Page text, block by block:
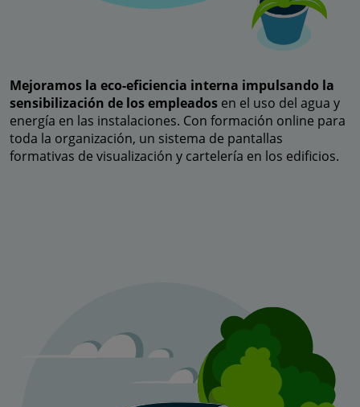
Mejoramos la eco-eficiencia interna impulsando la
sensibilización de los empleados en el uso del agua y
energía en las instalaciones. Con formación online para
toda la organización, un sistema de pantallas
formativas de visualización y cartelería en los edificios.